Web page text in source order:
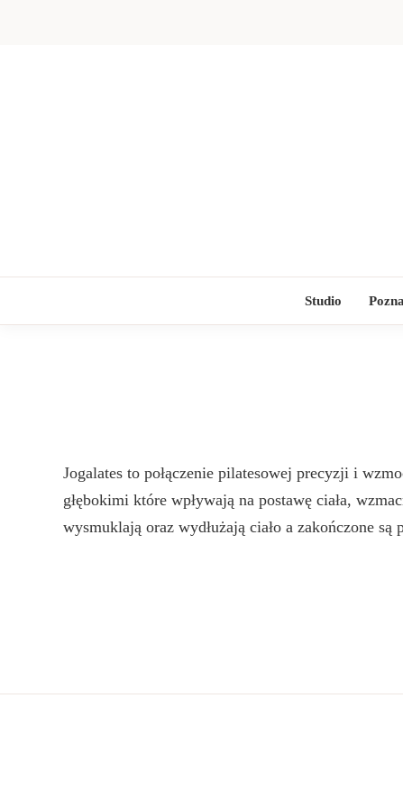
Studio
Jogalates to połączenie pilatesowej precyzji i
głębokimi które wpływają na postawę ciała,
wysmuklają oraz wydłużają ciało a zakończone